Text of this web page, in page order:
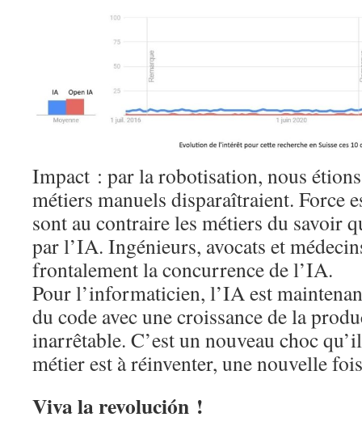
Impact : par la robotisation, nous
métiers manuels disparaîtraient. Force
sont au contraire les métiers du savoir
par l’IA. Ingénieurs, avocats et
frontalement la concurrence de l’IA.
Pour l’informaticien, l’IA est
du code avec une croissance de la
inarrêtable. C’est un nouveau choc
métier est à réinventer, une nouvelle
Viva la revolución !